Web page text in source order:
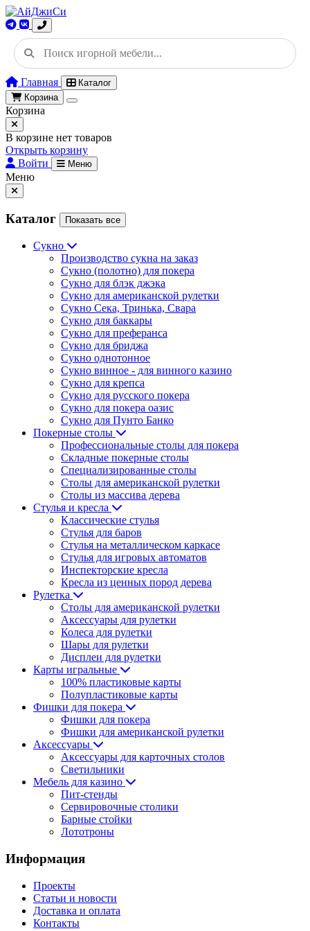
Главная
Каталог
Корзина
Корзина
В корзине нет товаров
Открыть корзину
Войти
Меню
Меню
Каталог Показать все
Сукно
Производство сукна на заказ
Сукно (полотно) для покера
Сукно для блэк джэка
Сукно для американской рулетки
Сукно Сека, Тринька, Свара
Сукно для баккары
Сукно для преферанса
Сукно для бриджа
Сукно однотонное
Сукно винное - для винного казино
Сукно для крепса
Сукно для русского покера
Сукно для покера оазис
Сукно для Пунто Банко
Покерные столы
Профессиональные столы для покера
Складные покерные столы
Специализированные столы
Столы для американской рулетки
Столы из массива дерева
Стулья и кресла
Классические стулья
Стулья для баров
Стулья на металлическом каркасе
Стулья для игровых автоматов
Инспекторские кресла
Кресла из ценных пород дерева
Рулетка
Столы для американской рулетки
Аксессуары для рулетки
Колеса для рулетки
Шары для рулетки
Дисплеи для рулетки
Карты игральные
100% пластиковые карты
Полупластиковые карты
Фишки для покера
Фишки для покера
Фишки для американской рулетки
Аксессуары
Аксессуары для карточных столов
Светильники
Мебель для казино
Пит-стенды
Сервировочные столики
Барные стойки
Лототроны
Информация
Проекты
Статьи и новости
Доставка и оплата
Контакты